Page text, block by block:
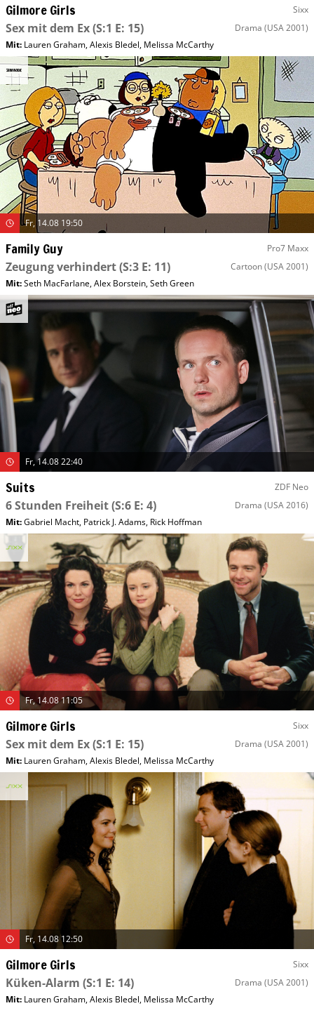
Gilmore Girls Sixx
Sex mit dem Ex(S:1 E: 15) Drama (USA 2001)
Mit: Lauren Graham,Alexis Bledel, Melissa McCarthy
Fr, 14.08 19:50
Family Guy Pro7 Maxx
Zeugung verhindert(S:3 E: 11) Cartoon(USA 2001)
Mit:Seth MacFarlane,Alex Borstein,Seth Green
Fr, 14.08 22:40
Suits ZDF Neo
6 Stunden Freiheit(S:6 E: 4) Drama (USA 2016)
Mit:Gabriel Macht, Patrick J. Adams, Rick Hoffman
Fr, 14.08 11:05
Gilmore Girls Sixx
Sex mit dem Ex(S:1 E: 15) Drama (USA 2001)
Mit: Lauren Graham,Alexis Bledel, Melissa McCarthy
Fr, 14.08 12:50
Gilmore Girls Sixx
Küken-Alarm (S:1 E: 14) Drama (USA 2001)
Mit: Lauren Graham,Alexis Bledel, Melissa McCarthy